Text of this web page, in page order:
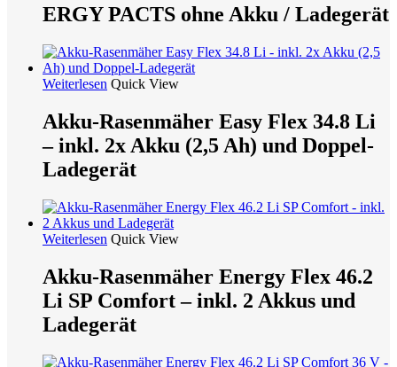
ERGY PACTS ohne Akku / Ladegerät
Weiterlesen Quick View
Akku-Rasenmäher Easy Flex 34.8 Li
– inkl. 2x Akku (2,5 Ah) und Doppel-
Ladegerät
Weiterlesen Quick View
Akku-Rasenmäher Energy Flex 46.2
Li SP Comfort – inkl. 2 Akkus und
Ladegerät